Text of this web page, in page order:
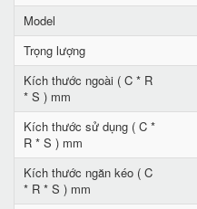
Model
Trọng lượng
Kích thước ngoài ( C * R
* S ) mm
Kích thước sử dụng ( C *
R * S ) mm
Kích thước ngăn kéo ( C
* R * S ) mm